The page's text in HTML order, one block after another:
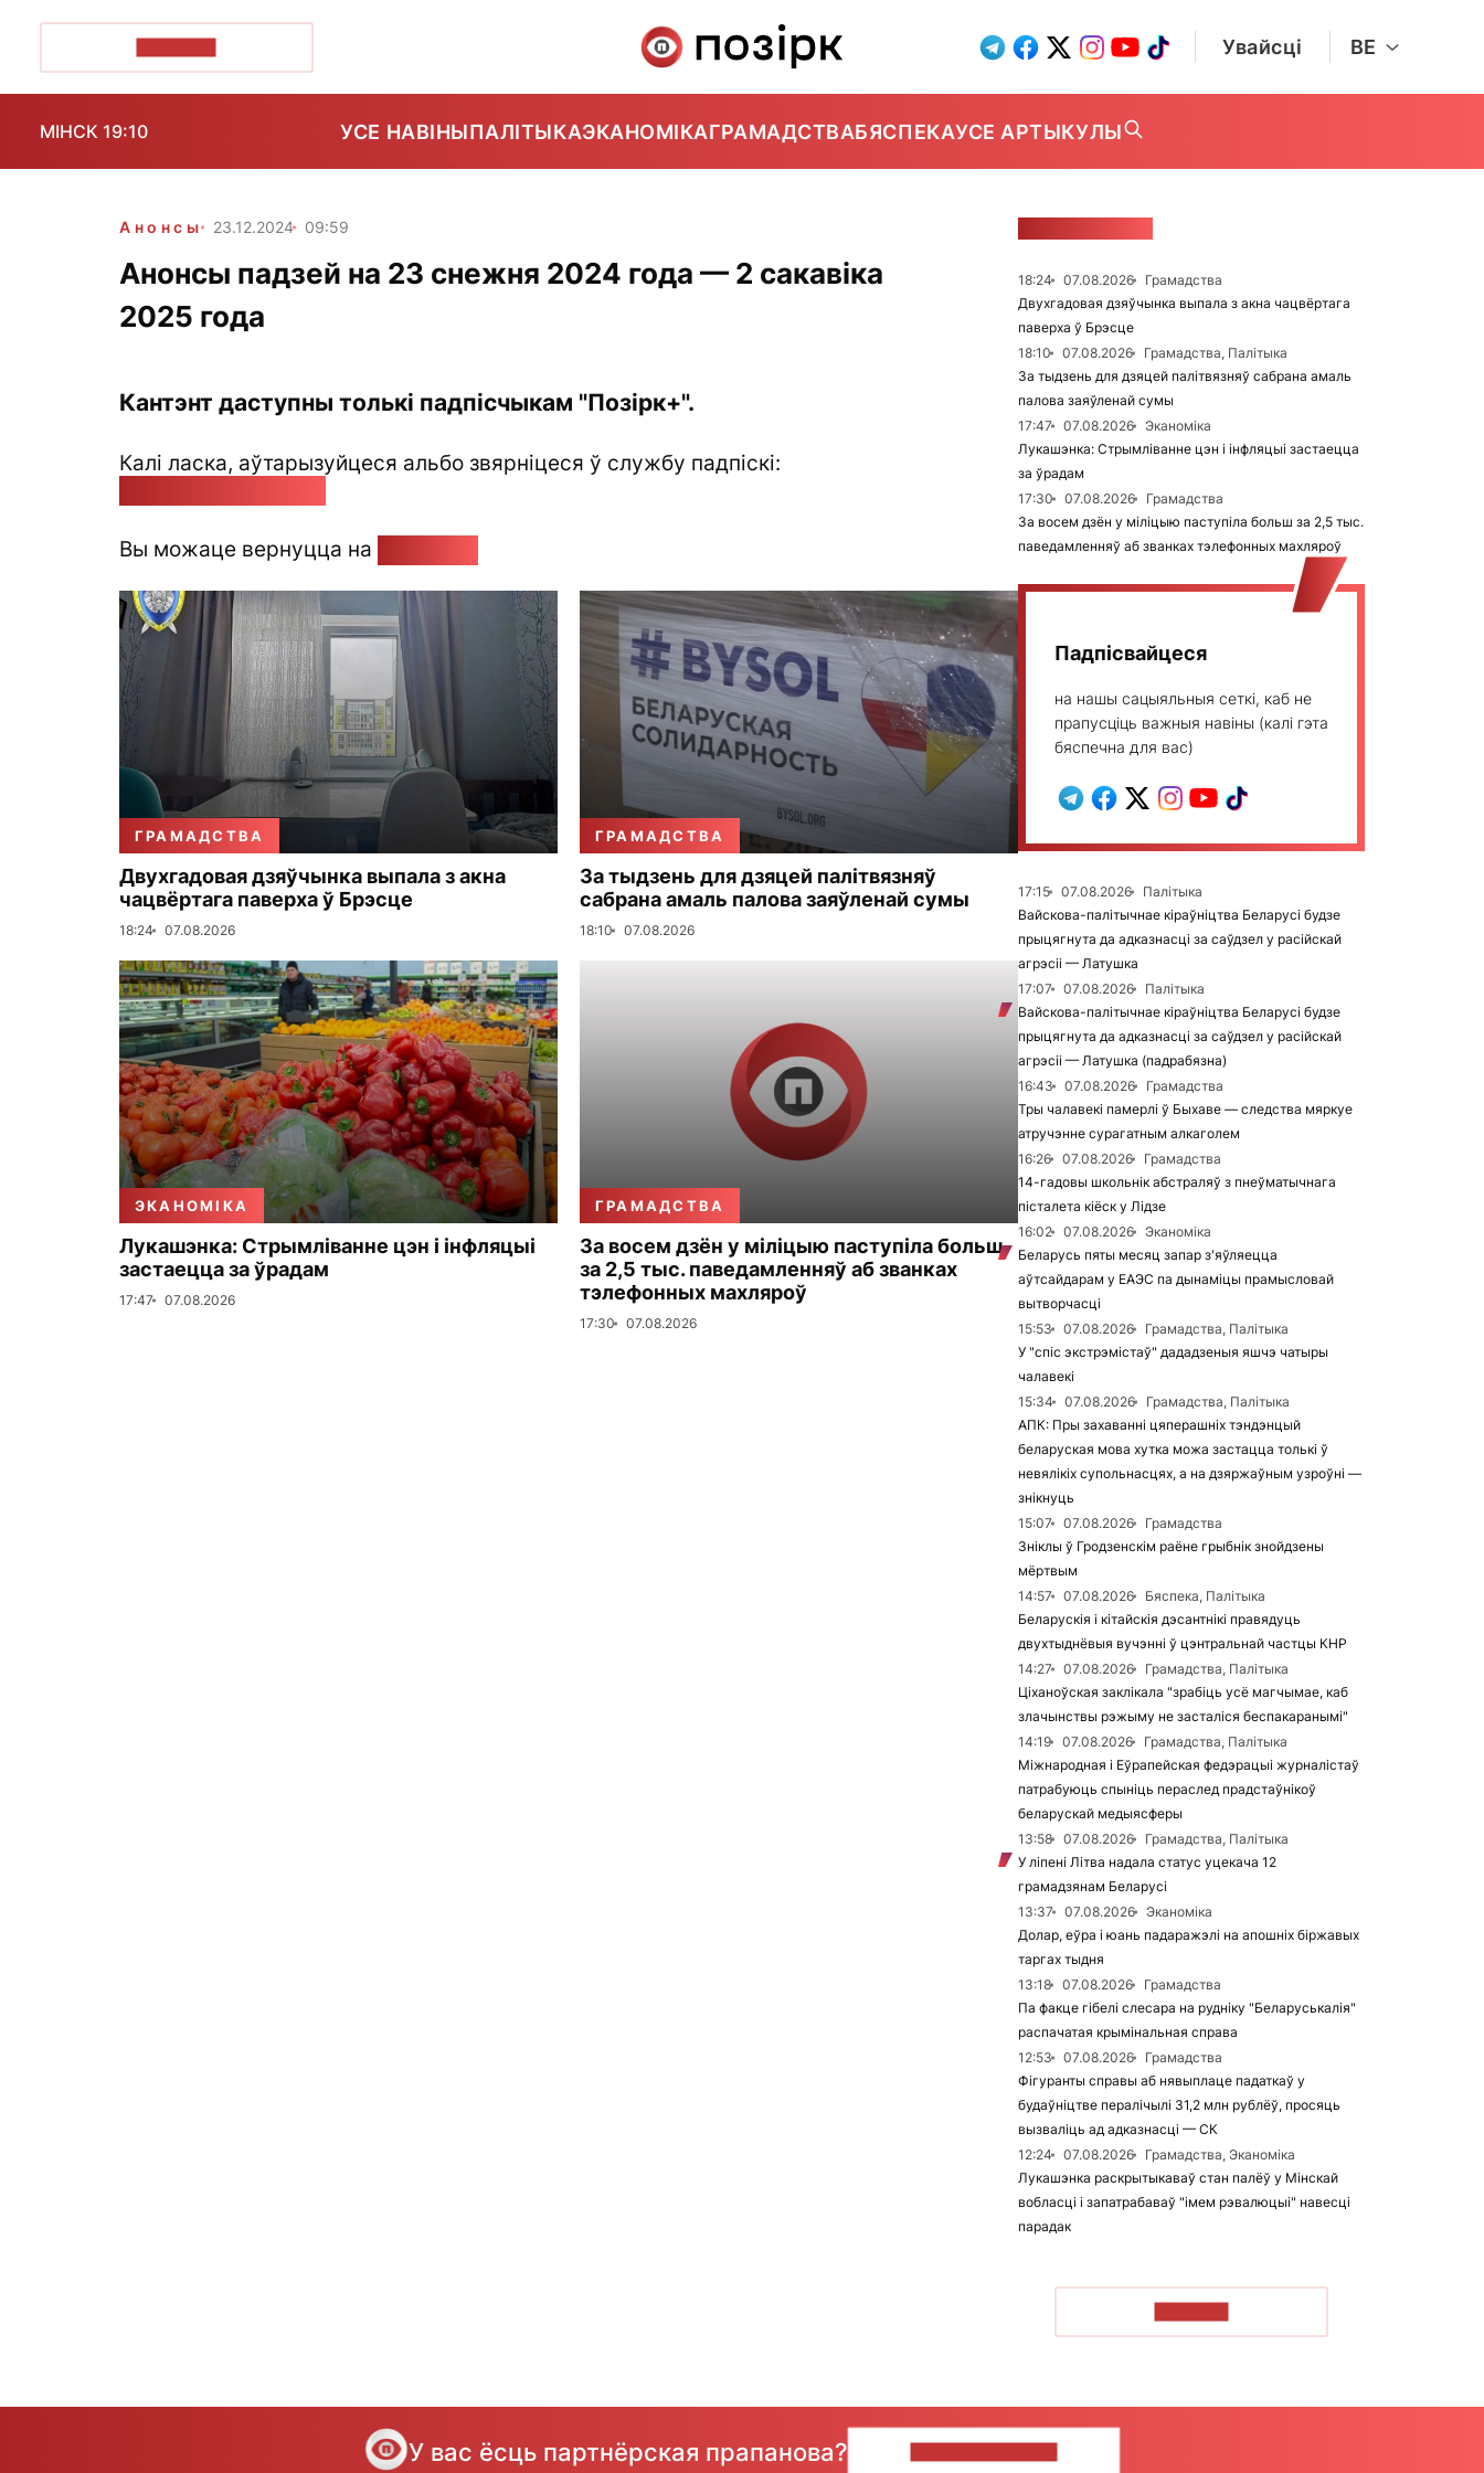
Увайсці BE
МІНСК 19:10 УСЕ НАВІНЫПАЛІТЫКАЭКАНОМІКАГРАМАДСТВАБЯСПЕКАУСЕ АРТЫКУЛЫ
Анонсы 23.12.2024 09:59
Анонсы падзей на 23 снежня 2024 года — 2 сакавіка
2025 года
Кантэнт даступны толькі падпісчыкам "Позірк+".
Калі ласка, аўтарызуйцеся альбо звярніцеся ў службу падпіскі:
Вы можаце вернуцца на
ГРАМАДСТВА
Двухгадовая дзяўчынка выпала з акна
чацвёртага паверха ў Брэсце
18:24 07.08.2026
ГРАМАДСТВА
За тыдзень для дзяцей палітвязняў
сабрана амаль палова заяўленай сумы
18:10 07.08.2026
ЭКАНОМІКА
Лукашэнка: Стрымліванне цэн і інфляцыі
застаецца за ўрадам
17:47 07.08.2026
ГРАМАДСТВА
За восем дзён у міліцыю паступіла больш
за 2,5 тыс. паведамленняў аб званках
тэлефонных махляроў
17:30 07.08.2026
18:24 07.08.2026
Грамадства
Двухгадовая дзяўчынка выпала з акна чацвёртага
паверха ў Брэсце
18:10
07.08.2026
Грамадства, Палітыка
За тыдзень для дзяцей палітвязняў сабрана амаль
палова заяўленай сумы
17:47
07.08.2026
Эканоміка
Лукашэнка: Стрымліванне цэн і інфляцыі застаецца
за ўрадам
17:30
07.08.2026
Грамадства
За восем дзён у міліцыю паступіла больш за 2,5 тыс.
паведамленняў аб званках тэлефонных махляроў
Падпісвайцеся
на нашы сацыяльныя сеткі, каб не
прапусціць важныя навіны (калі гэта
бяспечна для вас)
17:15 07.08.2026
Палітыка
Вайскова-палітычнае кіраўніцтва Беларусі будзе
прыцягнута да адказнасці за саўдзел у расійскай
агрэсіі — Латушка
17:07
07.08.2026
Палітыка
Вайскова-палітычнае кіраўніцтва Беларусі будзе
прыцягнута да адказнасці за саўдзел у расійскай
агрэсіі — Латушка (падрабязна)
16:43
07.08.2026
Грамадства
Тры чалавекі памерлі ў Быхаве — следства мяркуе
атручэнне сурагатным алкаголем
16:26
07.08.2026
Грамадства
14-гадовы школьнік абстраляў з пнеўматычнага
пісталета кіёск у Лідзе
16:02
07.08.2026
Эканоміка
Беларусь пяты месяц запар з'яўляецца
аўтсайдарам у ЕАЭС па дынаміцы прамысловай
вытворчасці
15:53
07.08.2026
Грамадства, Палітыка
У "спіс экстрэмістаў" дададзеныя яшчэ чатыры
чалавекі
15:34
07.08.2026
Грамадства, Палітыка
АПК: Пры захаванні цяперашніх тэндэнцый
беларуская мова хутка можа застацца толькі ў
невялікіх супольнасцях, а на дзяржаўным узроўні —
знікнуць
15:07
07.08.2026
Грамадства
Зніклы ў Гродзенскім раёне грыбнік знойдзены
мёртвым
14:57
07.08.2026
Бяспека, Палітыка
Беларускія і кітайскія дэсантнікі правядуць
двухтыднёвыя вучэнні ў цэнтральнай частцы КНР
14:27
07.08.2026
Грамадства, Палітыка
Ціханоўская заклікала "зрабіць усё магчымае, каб
злачынствы рэжыму не засталіся беспакаранымі"
14:19
07.08.2026
Грамадства, Палітыка
Міжнародная і Еўрапейская федэрацыі журналістаў
патрабуюць спыніць пераслед прадстаўнікоў
беларускай медыясферы
13:58
07.08.2026
Грамадства, Палітыка
У ліпені Літва надала статус уцекача 12
грамадзянам Беларусі
13:37
07.08.2026
Эканоміка
Долар, еўра і юань падаражэлі на апошніх біржавых
таргах тыдня
13:18
07.08.2026
Грамадства
Па факце гібелі слесара на рудніку "Беларуськалія"
распачатая крымінальная справа
12:53
07.08.2026
Грамадства
Фігуранты справы аб нявыплаце падаткаў у
будаўніцтве пералічылі 31,2 млн рублёў, просяць
вызваліць ад адказнасці — СК
12:24
07.08.2026
Грамадства, Эканоміка
Лукашэнка раскрытыкаваў стан палёў у Мінскай
вобласці і запатрабаваў "імем рэвалюцыі" навесці
парадак
У вас ёсць партнёрская прапанова?